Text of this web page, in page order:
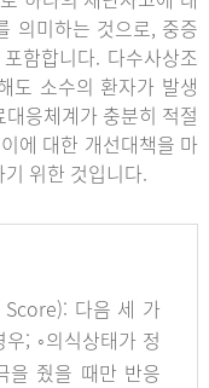
의미하는 것으로, 중증
함합니다. 다수사상조
도 소수의 환자가 발생
응체계가 충분히 적절
에 대한 개선대책을 마
위한 것입니다.
다음 세 가
; ◦의식상태가 정
을 줬을 때만 반응